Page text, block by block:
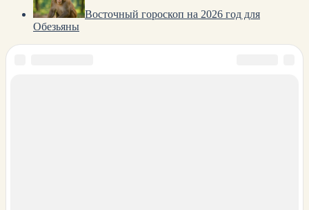
Восточный гороскоп на 2026 год для
Обезьяны